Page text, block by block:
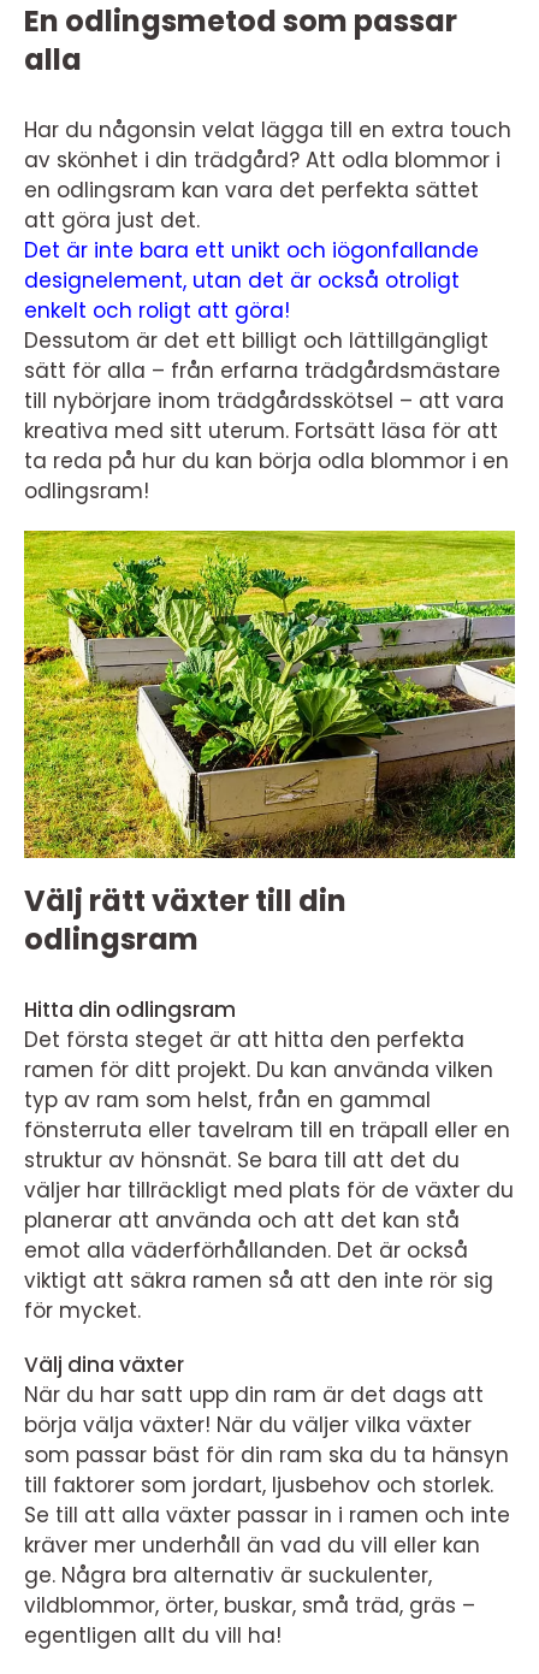
En odlingsmetod som passar
alla
Har du någonsin velat lägga till en extra touch
av skönhet i din trädgård? Att odla blommor i
en odlingsram kan vara det perfekta sättet
att göra just det.
Det är inte bara ett unikt och iögonfallande
designelement, utan det är också otroligt
enkelt och roligt att göra!
Dessutom är det ett billigt och lättillgängligt
sätt för alla – från erfarna trädgårdsmästare
till nybörjare inom trädgårdsskötsel – att vara
kreativa med sitt uterum. Fortsätt läsa för att
ta reda på hur du kan börja odla blommor i en
odlingsram!
Välj rätt växter till din
odlingsram
Hitta din odlingsram
Det första steget är att hitta den perfekta
ramen för ditt projekt. Du kan använda vilken
typ av ram som helst, från en gammal
fönsterruta eller tavelram till en träpall eller en
struktur av hönsnät. Se bara till att det du
väljer har tillräckligt med plats för de växter du
planerar att använda och att det kan stå
emot alla väderförhållanden. Det är också
viktigt att säkra ramen så att den inte rör sig
för mycket.
Välj dina växter
När du har satt upp din ram är det dags att
börja välja växter! När du väljer vilka växter
som passar bäst för din ram ska du ta hänsyn
till faktorer som jordart, ljusbehov och storlek.
Se till att alla växter passar in i ramen och inte
kräver mer underhåll än vad du vill eller kan
ge. Några bra alternativ är suckulenter,
vildblommor, örter, buskar, små träd, gräs –
egentligen allt du vill ha!